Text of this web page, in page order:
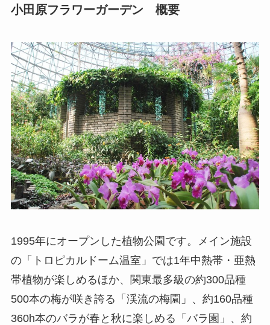
小田原フラワーガーデン 概要
1995年にオープンした植物公園です。メイン施設
の「トロピカルドーム温室」では1年中熱帯・亜熱
帯植物が楽しめるほか、関東最多級の約300品種
500本の梅が咲き誇る「渓流の梅園」、約160品種
360h本のバラが春と秋に楽しめる「バラ園」、約